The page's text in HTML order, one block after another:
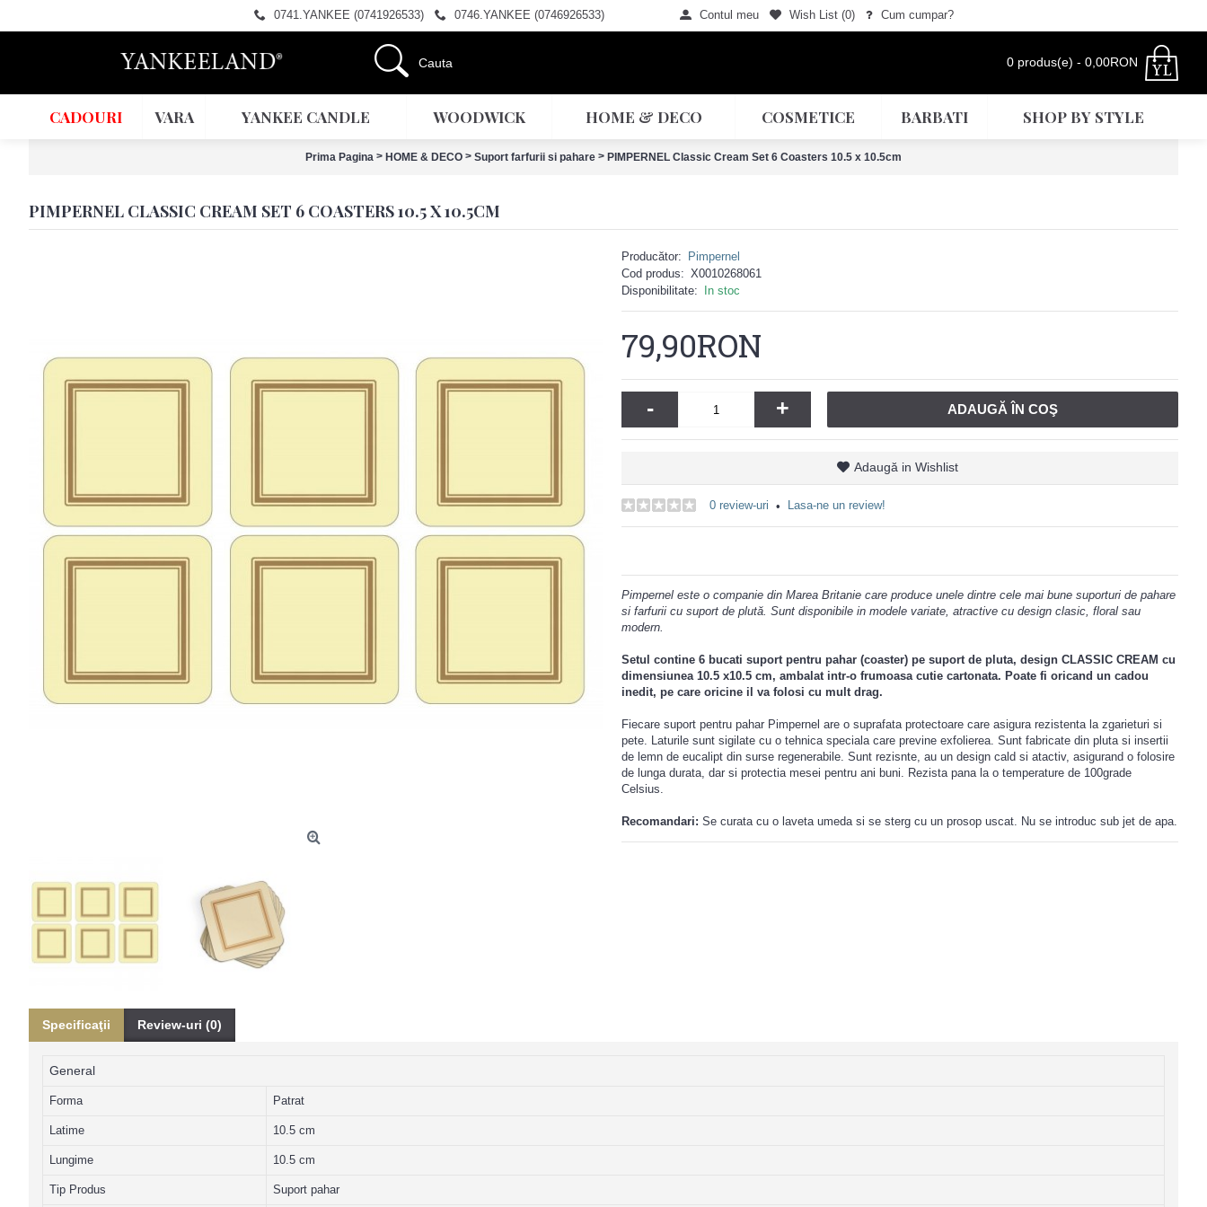
0741.YANKEE (0741926533) 0746.YANKEE (0746926533) Contul meu Wish List (0) Cum cumpar?
0 produs(e) - 0,00RON
CADOURI VARA YANKEE CANDLE WOODWICK HOME & DECO COSMETICE BARBATI SHOP BY STYLE
Prima Pagina > HOME & DECO > Suport farfurii si pahare > PIMPERNEL Classic Cream Set 6 Coasters 10.5 x 10.5cm
PIMPERNEL CLASSIC CREAM SET 6 COASTERS 10.5 X 10.5CM
Producător:
Pimpernel
Cod produs: X0010268061
Disponibilitate:
In stoc
79,90RON
- + ADAUGĂ ÎN COŞ
Adaugă in Wishlist
0 review-uri • Lasa-ne un review!
Pimpernel este o companie din Marea Britanie care produce unele dintre cele mai bune suporturi de pahare
si farfurii cu suport de plută. Sunt disponibile in modele variate, atractive cu design clasic, floral sau
modern.
Setul contine 6 bucati suport pentru pahar (coaster) pe suport de pluta, design CLASSIC CREAM cu
dimensiunea 10.5 x10.5 cm, ambalat intr-o frumoasa cutie cartonata. Poate fi oricand un cadou
inedit, pe care oricine il va folosi cu mult drag.
Fiecare suport pentru pahar Pimpernel are o suprafata protectoare care asigura rezistenta la zgarieturi si
pete. Laturile sunt sigilate cu o tehnica speciala care previne exfolierea. Sunt fabricate din pluta si insertii
de lemn de eucalipt din surse regenerabile. Sunt rezisnte, au un design cald si atactiv, asigurand o folosire
de lunga durata, dar si protectia mesei pentru ani buni. Rezista pana la o temperature de 100grade
Celsius.
Recomandari: Se curata cu o laveta umeda si se sterg cu un prosop uscat. Nu se introduc sub jet de apa.
Specificaţii Review-uri (0)
General
Forma Patrat
Latime 10.5 cm
Lungime 10.5 cm
Tip Produs Suport pahar